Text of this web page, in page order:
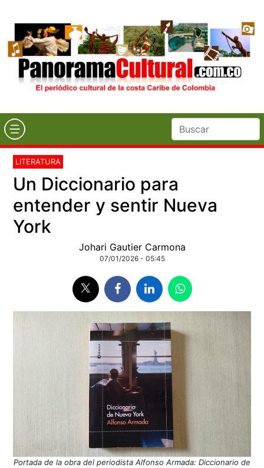
LITERATURA
Un Diccionario para
entender y sentir Nueva
York
Johari Gautier Carmona
07/01/2026 - 05:45
Portada de la obra del periodista Alfonso Armada: Diccionario de